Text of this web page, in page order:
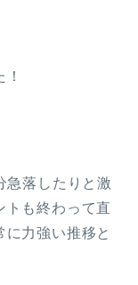
急落したりと激
トも終わって直
力強い推移と